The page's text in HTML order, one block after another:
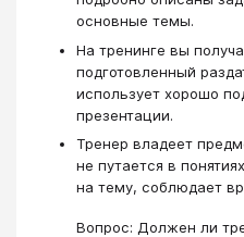
основные темы.
На тренинге вы
подготовленный
использует хорошо
презентации.
Тренер владеет
не путается в
на тему, соблюдает
Вопрос: Должен ли